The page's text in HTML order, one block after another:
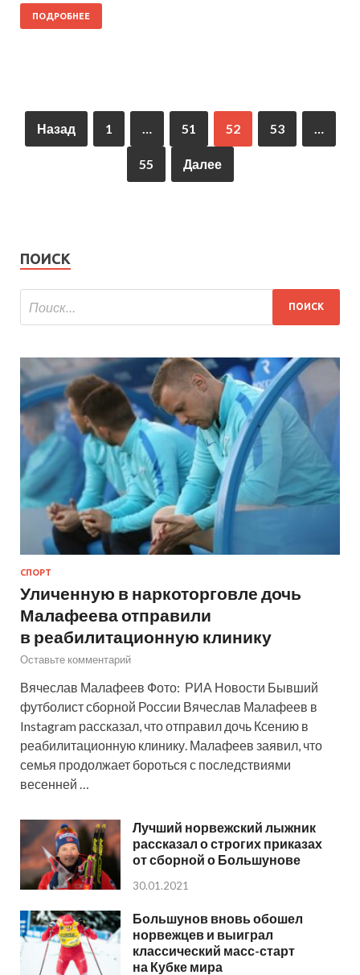
ПОДРОБНЕЕ
Назад 1 51 52 53
55 Далее
ПОИСК
СПОРТ
Уличенную в наркоторговле дочь
Малафеева отправили
в реабилитационную клинику
Оставьте комментарий
Вячеслав Малафеев Фото: РИА Новости Бывший
футболист сборной России Вячеслав Малафеев в
Instagram рассказал, что отправил дочь Ксению в
реабилитационную клинику. Малафеев заявил, что
семья продолжает бороться с последствиями
весенней …
Лучший норвежский лыжник
рассказал о строгих приказах
от сборной о Большунове
30.01.2021
Большунов вновь обошел
норвежцев и выиграл
классический масс-старт
на Кубке мира